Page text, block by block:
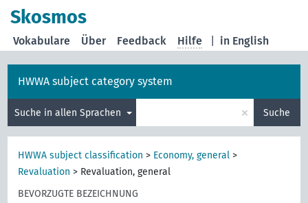
Skosmos
in English
Vokabulare Über Feedback Hilfe
HWWA subject category system
Suche in allen Sprachen × Suche
HWWA subject classification > Economy, general >
Revaluation > Revaluation, general
BEVORZUGTE BEZEICHNUNG